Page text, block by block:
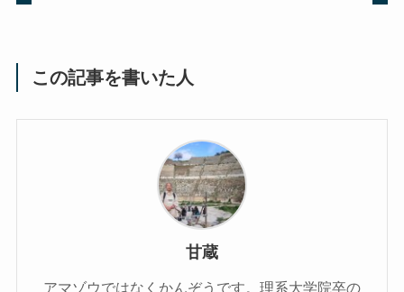
この記事を書いた人
甘蔵
アマゾウではなくかんぞうです。理系大学院卒の